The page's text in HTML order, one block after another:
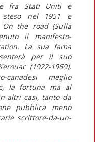
fra Stati Uniti e
nel 1951 e
On the road(Sulla
il manifesto-
. La sua fama
per il suo
(1922-1969),
meglio
la fortuna ma al
altri casi, tanto da
pubblica meno
scrittore-da-un-